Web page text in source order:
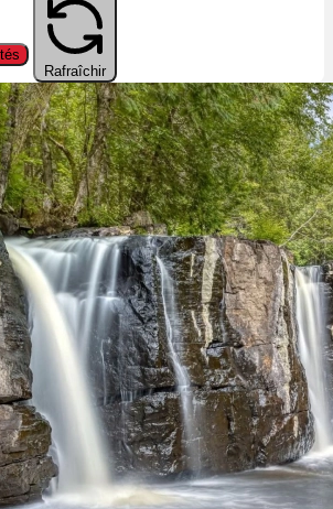
Rafraîchir